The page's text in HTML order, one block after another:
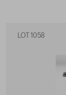
LOT 1058